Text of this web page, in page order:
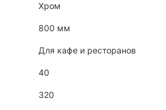
Хром
800 мм
Для кафе и ресторанов
40
320